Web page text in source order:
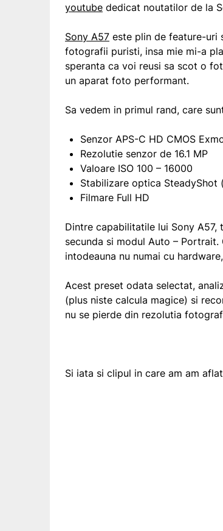
youtube dedicat noutatilor de la
Sony A57 este plin de feature-uri
fotografii puristi, insa mie mi-a
speranta ca voi reusi sa scot o
un aparat foto performant.
Sa vedem in primul rand, care
Senzor APS-C HD CMOS
Rezolutie senzor de 16.1 MP
Valoare ISO 100 – 16000
Stabilizare optica SteadyShot
Filmare Full HD
Dintre capabilitatile lui Sony
secunda si modul Auto –
intodeauna nu numai cu
Acest preset odata selectat,
(plus niste calcula magice) si
nu se pierde din rezolutia
Si iata si clipul in care am am